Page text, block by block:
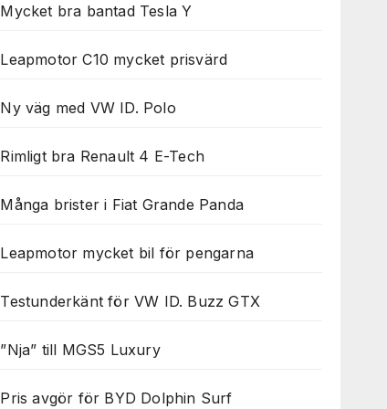
Mycket bra bantad Tesla Y
Leapmotor C10 mycket prisvärd
Ny väg med VW ID. Polo
Rimligt bra Renault 4 E-Tech
Många brister i Fiat Grande Panda
Leapmotor mycket bil för pengarna
Testunderkänt för VW ID. Buzz GTX
”Nja” till MGS5 Luxury
Pris avgör för BYD Dolphin Surf